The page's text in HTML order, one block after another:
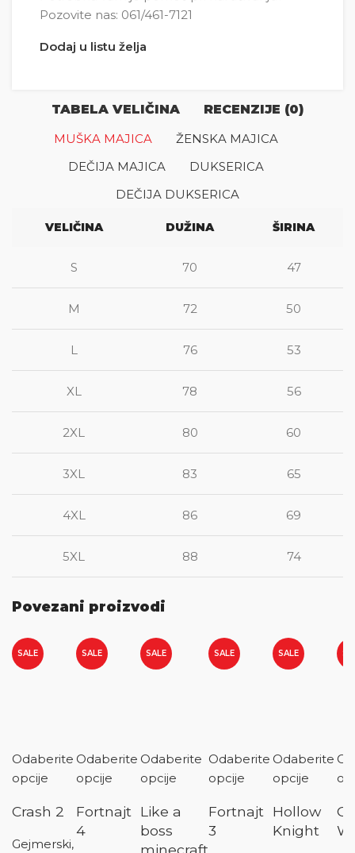
Pozovite nas: 061/461-7121
Dodaj u listu želja
TABELA VELIČINA
RECENZIJE (0)
MUŠKA MAJICA
ŽENSKA MAJICA
DEČIJA MAJICA
DUKSERICA
DEČIJA DUKSERICA
VELIČINA DUŽINA ŠIRINA
S 70 47
M 72 50
L 76 53
XL 78 56
2XL 80 60
3XL 83 65
4XL 86 69
5XL 88 74
Povezani proizvodi
SALE
Odaberite
opcije
Crash 2
Gejmerski,
SALE
Odaberite
opcije
Fortnajt
4
SALE
Odaberite
opcije
Like a
boss
minecraft
SALE
Odaberite
opcije
Fortnajt
3
SALE
Odaberite
opcije
Hollow
Knight